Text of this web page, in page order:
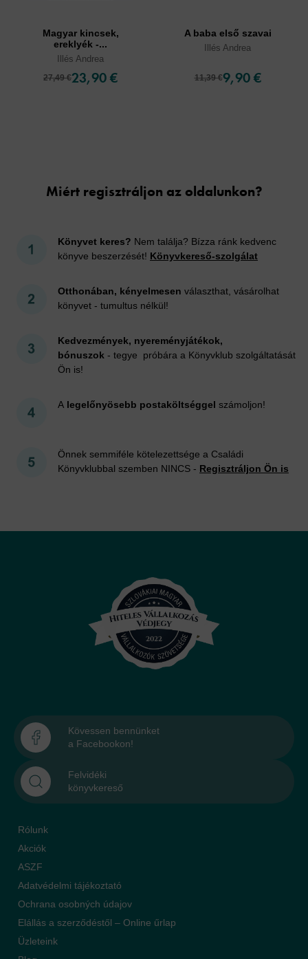
Magyar kincsek,
ereklyék -...
Illés Andrea
27,49 €23,90 €
A baba első szavai
Illés Andrea
11,39 €9,90 €
Miért regisztráljon az oldalunkon?
Könyvet keres? Nem találja? Bízza ránk kedvenc
könyve beszerzését! Könyvkereső-szolgálat
Otthonában, kényelmesen választhat, vásárolhat
könyvet - tumultus nélkül!
Kedvezmények, nyereményjátékok,
bónuszok - tegye próbára a Könyvklub szolgáltatását
Ön is!
A legelőnyösebb postaköltséggel számoljon!
Önnek semmiféle kötelezettsége a Családi
Könyvklubbal szemben NINCS - Regisztráljon Ön is
Kövessen bennünket
a Facebookon!
Felvidéki
könyvkereső
Rólunk
Akciók
ASZF
Adatvédelmi tájékoztató
Ochrana osobných údajov
Elállás a szerződéstől – Online űrlap
Üzleteink